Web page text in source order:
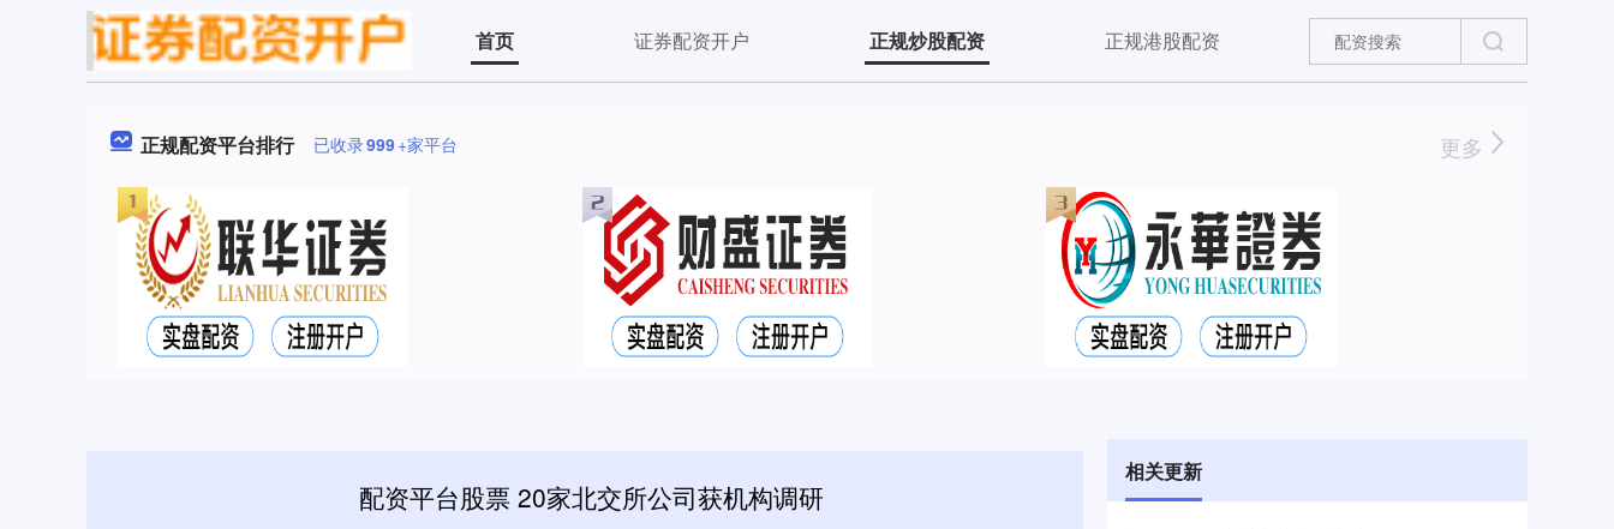
首页 证券配资开户 正规炒股配资 正规港股配资
正规配资平台排行 已收录999+家平台 更多
配资平台股票 20家北交所公司获机构调研
相关更新